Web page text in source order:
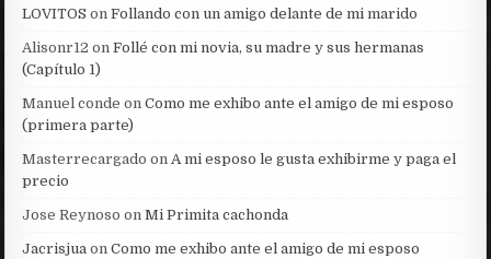
LOVITOS onFollando con un amigo delante de mi marido
Alisonr12 onFollé con mi novia, su madre y sus hermanas
(Capítulo 1)
Manuel conde onComo me exhibo ante el amigo de mi esposo
(primera parte)
Masterrecargado onA mi esposo le gusta exhibirme y paga el
precio
Jose Reynoso onMi Primita cachonda
Jacrisjua onComo me exhibo ante el amigo de mi esposo